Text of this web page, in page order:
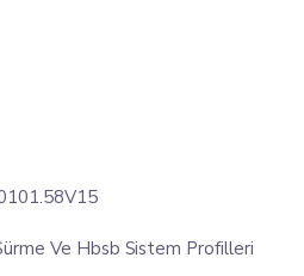
Sürme Ve Hbsb Sistem Profilleri